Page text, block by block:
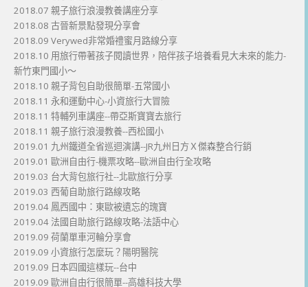
2018.07 親子旅行浪漫教養講座分享
2018.08 古晉新景點發現分享會
2018.09 Verywed非常婚禮蜜月路線分享
2018.10 用旅行帶著孩子閱讀世界，陪伴孩子培養看見大未來的能力-
新竹東門國小～
2018.10 親子背包自助很簡單-五常國小
2018.11 永和運動中心-小資旅行大冒險
2018.11 特輔列車講座--帶亞斯寶寶去旅行
2018.11 親子旅行浪漫教養--西松國小
2019.01 九州鐵道全省巡迴演講--JR九州日方Ｘ傑森整合行銷
2019.01 歐洲自由行-機票攻略--歐洲自由行全攻略
2019.03 台大背包旅行社--北歐旅行分享
2019.03 西葡自助旅行路線攻略
2019.04 鳳西國中：東歐被遺忘的瑰寶
2019.04 法國自助旅行路線攻略-法語中心
2019.09 荷蘭單車河輪分享會
2019.09 小資旅行怎麼玩？陽明醫院
2019.09 日本四國這樣玩--台中
2019.09 歐洲自由行很簡單--高雄科技大學